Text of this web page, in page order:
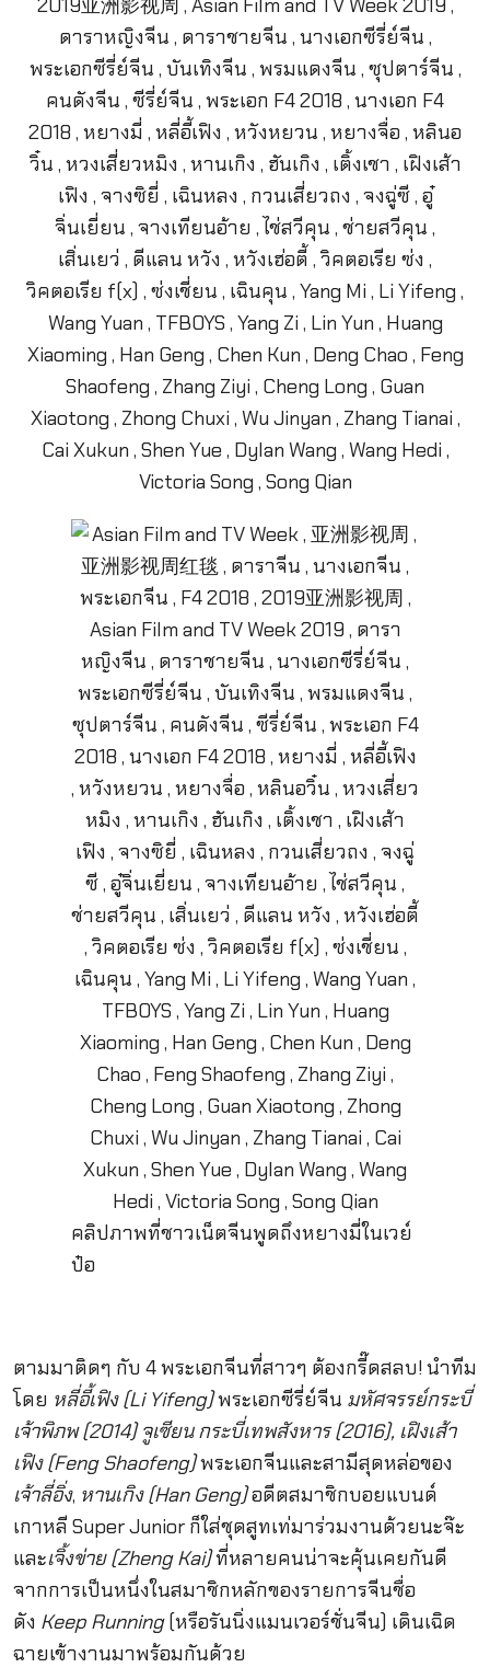
คลิปภาพที่ชาวเน็ตจีนพูดถึงหยางมี่ในเวย์
ป๋อ
ตามมาติดๆ กับ 4 พระเอกจีนที่สาวๆ ต้องกรี๊ดสลบ! นำทีม
โดย หลี่อี้เฟิง (Li Yifeng)พระเอกซีรี่ย์จีน มหัศจรรย์กระบี่
เจ้าพิภพ (2014) จูเซียน กระบี่เทพสังหาร (2016), เฝิงเส้า
เฟิง (Feng Shaofeng)พระเอกจีนและสามีสุดหล่อของ
เจ้าลี่อิ่ง, หานเกิง (Han Geng)อดีตสมาชิกบอยแบนด์
เกาหลี Super Junior ก็ใส่ชุดสูทเท่มาร่วมงานด้วยนะจ๊ะ
และเจิ้งข่าย (Zheng Kai)ที่หลายคนน่าจะคุ้นเคยกันดี
จากการเป็นหนึ่งในสมาชิกหลักของรายการจีนชื่อ
ดัง Keep Running(หรือรันนิ่งแมนเวอร์ชั่นจีน) เดินเฉิด
ฉายเข้างานมาพร้อมกันด้วย